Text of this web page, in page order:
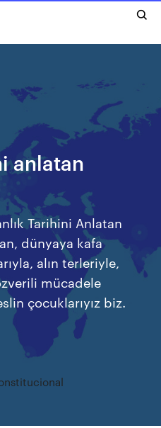
anlatan
Tarihini Anlatan
dünyaya kafa
alın terleriyle,
mücadele
çocuklarıyız biz.